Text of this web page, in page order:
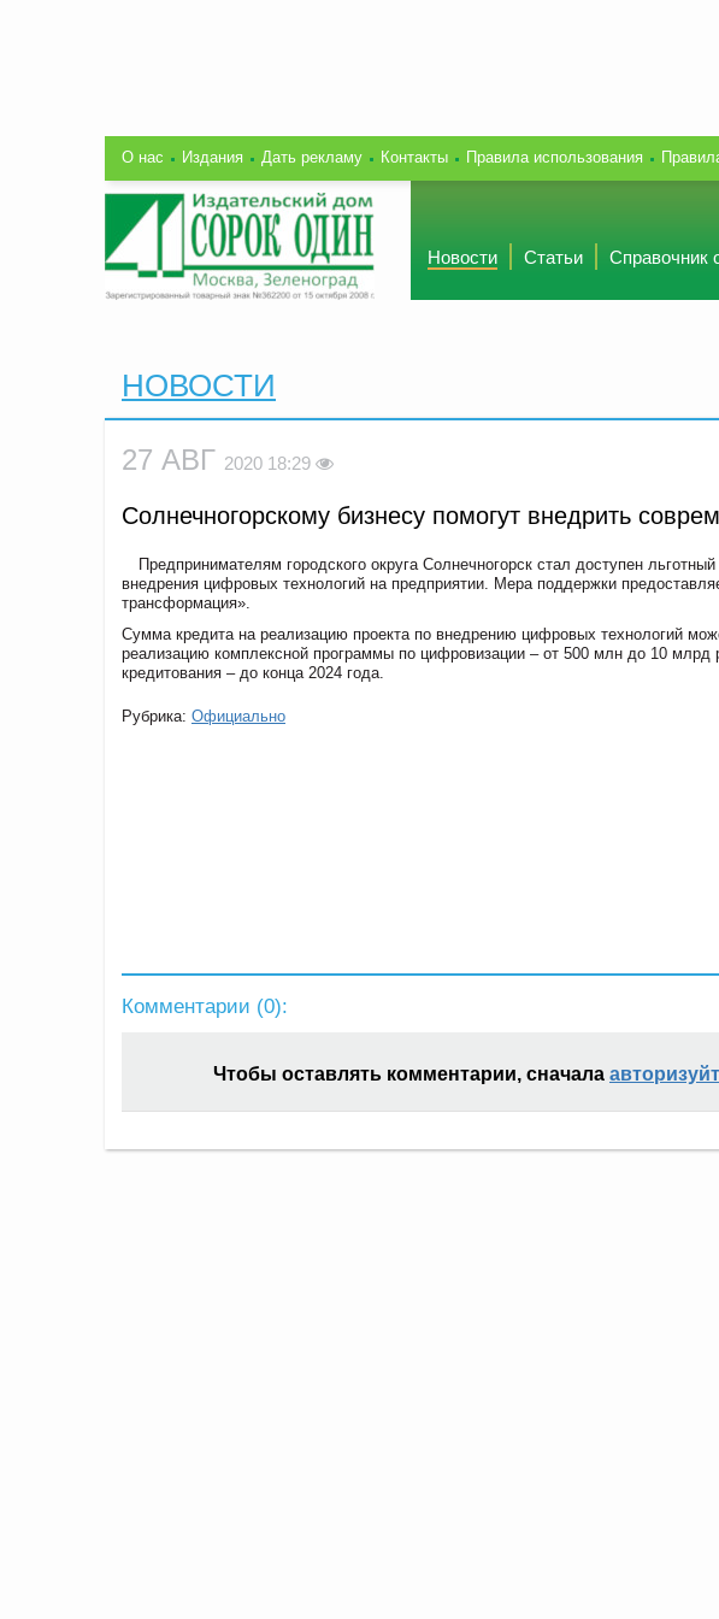
О нас Издания Дать рекламу Контакты Правила использования
Новости Статьи Справочник
НОВОСТИ
27 АВГ 2020 18:29
Солнечногорскому бизнесу помогут внедрить
Предпринимателям городского округа Солнечногорск стал доступен
внедрения цифровых технологий на предприятии. Мера поддержки
трансформация».
Сумма кредита на реализацию проекта по внедрению цифровых технологий
реализацию комплексной программы по цифровизации – от 500 млн до 10 млрд
кредитования – до конца 2024 года.
Рубрика: Официально
Комментарии (0):
Чтобы оставлять комментарии, сначала